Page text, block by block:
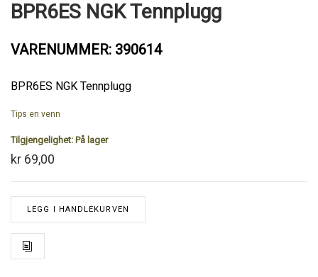
BPR6ES NGK Tennplugg
VARENUMMER: 390614
BPR6ES NGK Tennplugg
Tips en venn
Tilgjengelighet: På lager
kr 69,00
LEGG I HANDLEKURVEN